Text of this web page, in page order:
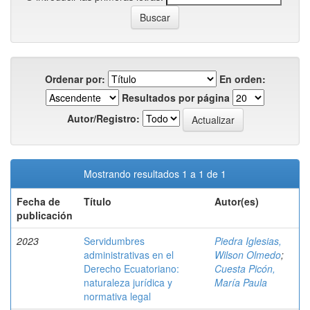
Ordenar por:
En orden:
Resultados por página
Autor/Registro:
Mostrando resultados 1 a 1 de 1
Fecha de
publicación
Título Autor(es)
2023
Servidumbres
administrativas en el
Derecho Ecuatoriano:
naturaleza jurídica y
normativa legal
Piedra Iglesias,
Wilson Olmedo;
Cuesta Picón,
María Paula